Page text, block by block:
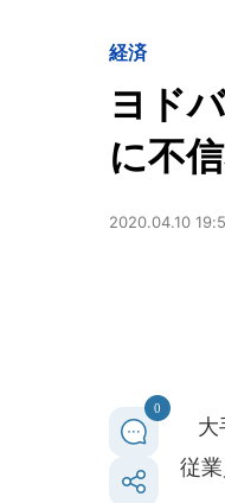
経済
ヨド
に不
2020.04.10
0
大
従